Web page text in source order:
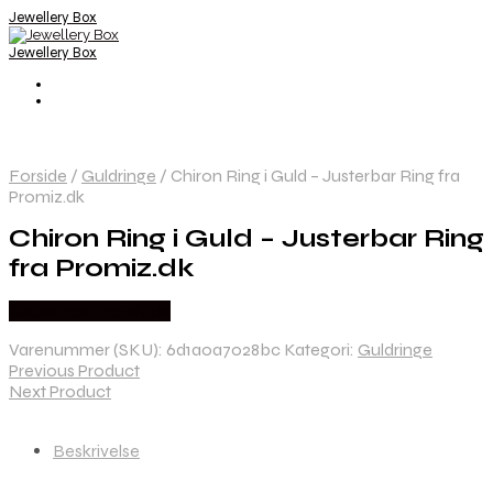
Jewellery Box
Jewellery Box
Forside / Guldringe / Chiron Ring i Guld – Justerbar Ring fra
Promiz.dk
Chiron Ring i Guld – Justerbar Ring
fra Promiz.dk
Varenummer (SKU): 6d1a0a7028bc Kategori: Guldringe
Previous Product
Next Product
Beskrivelse